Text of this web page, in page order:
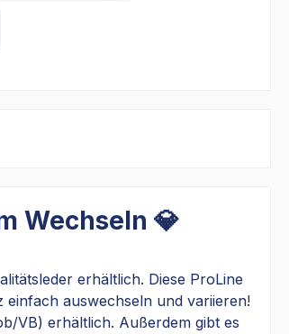
Wechseln 💎
erhältlich. Diese ProLine
einfach auswechseln und variieren!
VB) erhältlich. Außerdem gibt es